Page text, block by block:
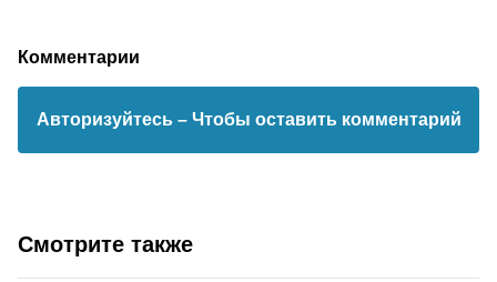
Комментарии
Авторизуйтесь – Чтобы оставить комментарий
Смотрите также